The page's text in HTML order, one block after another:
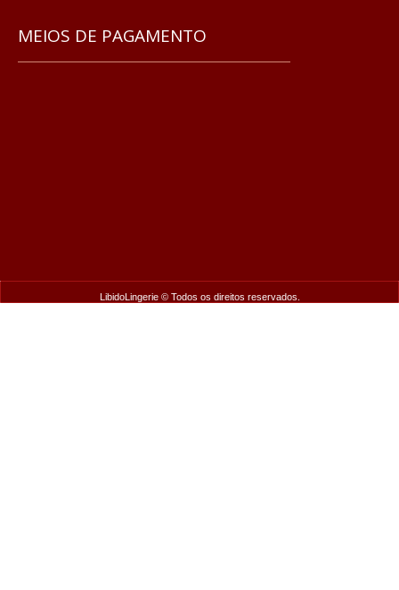
MEIOS DE PAGAMENTO
LibidoLingerie © Todos os direitos reservados.